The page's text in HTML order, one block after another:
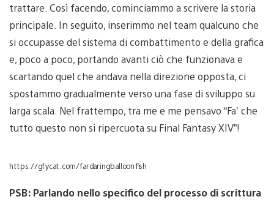
trattare. Così facendo, cominciammo a scrivere la storia
principale. In seguito, inserimmo nel team qualcuno che
si occupasse del sistema di combattimento e della grafica
e, poco a poco, portando avanti ciò che funzionava e
scartando quel che andava nella direzione opposta, ci
spostammo gradualmente verso una fase di sviluppo su
larga scala. Nel frattempo, tra me e me pensavo “Fa’ che
tutto questo non si ripercuota su Final Fantasy XIV”!
https://gfycat.com/fardaringballoonfish
PSB: Parlando nello specifico del processo di scrittura